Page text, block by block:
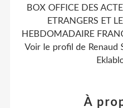
BOX OFFICE DES
ETRANGERS ET
HEBDOMADAIRE
Voir le profil de Renaud
À